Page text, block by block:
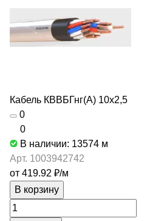
Кабель КВВБГнг(А) 10х2,5
0
0
В наличии: 13574 м
Арт. 1003942742
от 419.92 ₽/м
В корзину